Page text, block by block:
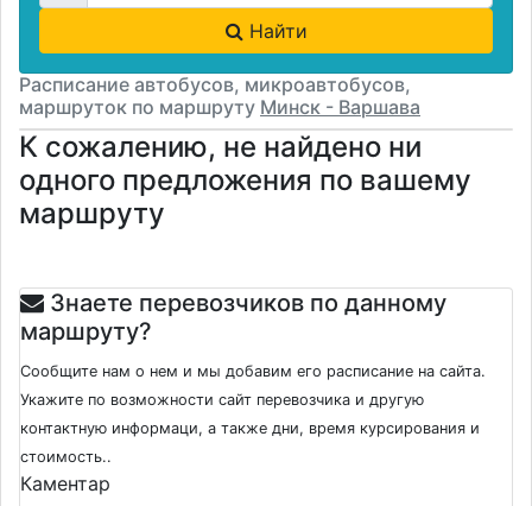
Найти
Расписание автобусов, микроавтобусов,
маршруток по маршруту Минск - Варшава
К сожалению, не найдено ни
одного предложения по вашему
маршруту
Знаете перевозчиков по данному
маршруту?
Сообщите нам о нем и мы добавим его расписание на сайта.
Укажите по возможности сайт перевозчика и другую
контактную информаци, а также дни, время курсирования и
стоимость..
Каментар